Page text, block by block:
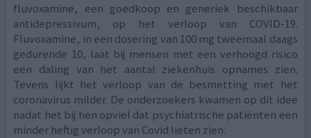
fluvoxamine, een goedkoop en generiek beschikbaar
antidepressivum, op het verloop van COVID-19.
Fluvoxamine, in een dosering van 100 mg tweemaal daags
gedurende 10, laat bij mensen met een verhoogd risico
een daling van het aantal ziekenhuis opnames zien.
Tevens lijkt het verloop van de besmetting met het
coronavirus milder. De onderzoekers kwamen op dit idee
nadat het bij hen opviel dat psychiatrische patiënten een
minder heftig verloop van Covid lieten zien.